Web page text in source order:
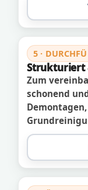
5 ·
Strukturiert
Zum
schonend